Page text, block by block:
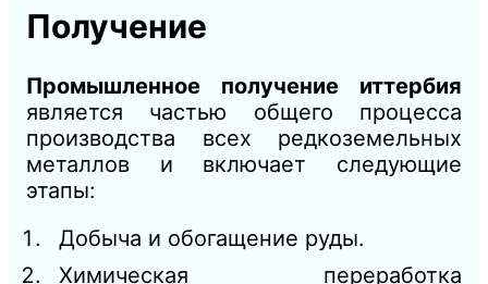
Получение
Промышленное получение иттербия
является частью общего процесса
производства всех редкоземельных
металлов и включает следующие
этапы:
Добыча и обогащение руды.
Химическая переработка